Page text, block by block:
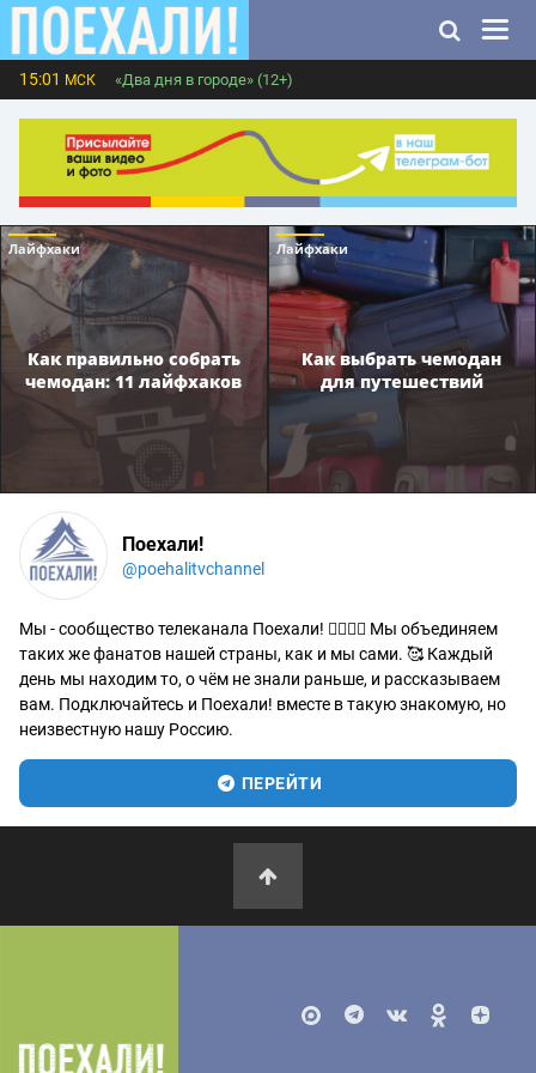
15:01 МСК «Два дня в городе» (12+)
Лайфхаки
Как правильно собрать
чемодан: 11 лайфхаков
Лайфхаки
Как выбрать чемодан
для путешествий
Поехали!
@poehalitvchannel
Мы - сообщество телеканала Поехали! 🙋‍♂️🙋‍♀️ Мы объединяем
таких же фанатов нашей страны, как и мы сами. 🥰 Каждый
день мы находим то, о чём не знали раньше, и рассказываем
вам. Подключайтесь и Поехали! вместе в такую знакомую, но
неизвестную нашу Россию.
ПЕРЕЙТИ